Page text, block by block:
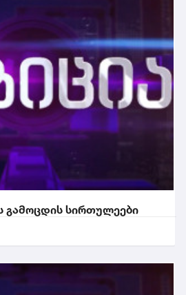
გამოცდის სირთულეები